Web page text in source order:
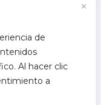
de
Al hacer clic
a